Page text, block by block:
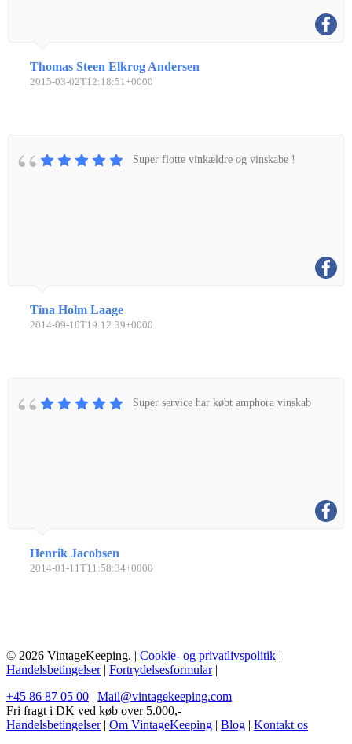
Thomas Steen Elkrog Andersen
2015-03-02T12:18:51+0000
Super flotte vinkældre og vinskabe !
Tina Holm Laage
2014-09-10T19:12:39+0000
Super service har købt amphora vinskab
Henrik Jacobsen
2014-01-11T11:58:34+0000
© 2026 VintageKeeping. | Cookie- og privatlivspolitik |
Handelsbetingelser| Fortrydelsesformular|
+45 86 87 05 00 | Mail@vintagekeeping.com
Fri fragt i DK ved køb over 5.000,-
Handelsbetingelser| Om VintageKeeping | Blog | Kontakt os